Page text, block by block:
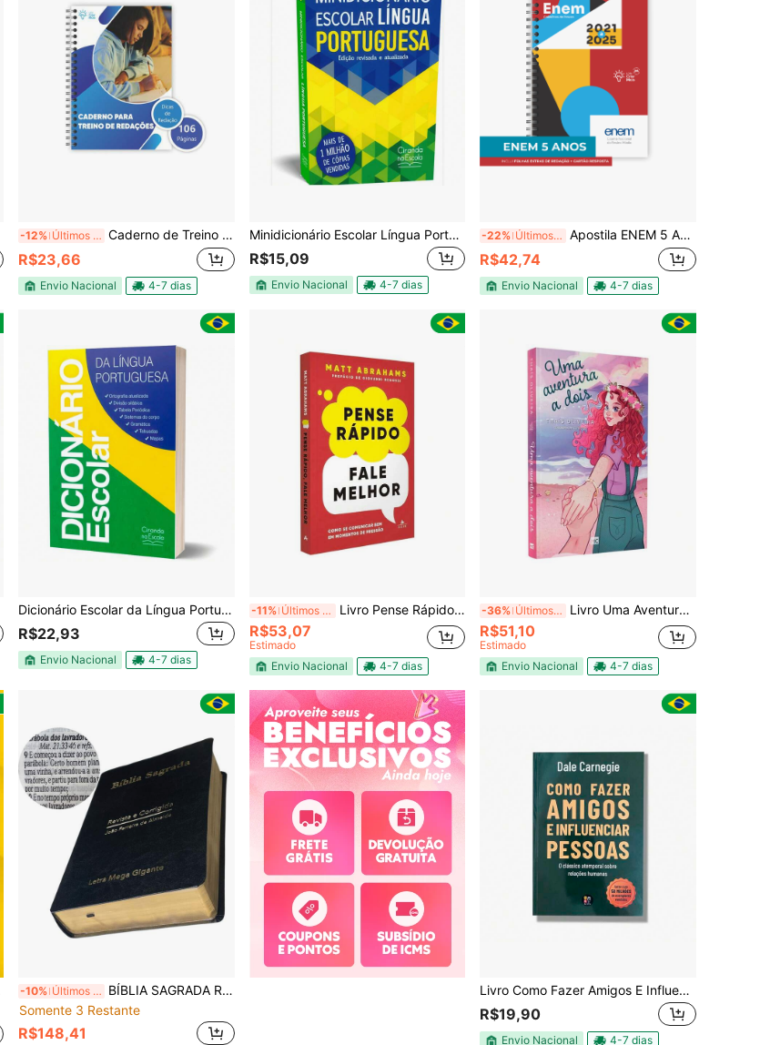
-12% Últimos 3 dias Caderno de Treino de Redação – 100 Folhas A4 com Dicas, Exercícios e Temas
R$23,66
Envio Nacional 4-7 dias
Minidicionário Escolar Língua Portuguesa | Ciranda Cultural
R$15,09
Envio Nacional 4-7 dias
-22% Últimos 3 dias Apostila ENEM 5 ANOS de provas (2021 a 2025) Provas + Cartão Resposta + Gabaritos + Folhas de Redação extras em 348 páginas Capa Flexível Espiral Preto
R$42,74
Envio Nacional 4-7 dias
Dicionário Escolar da Língua Portuguesa | Ciranda Cultural
R$22,93
Envio Nacional 4-7 dias
-11% Últimos 3 dias Livro Pense Rápido, Fale Melhor | Matt Abrams
R$53,07
Estimado
Envio Nacional
4-7 dias
-36% Últimos 3 dias Livro Uma Aventura a Dois | Thaís Oliveira
R$51,10
Estimado
Envio Nacional
4-7 dias
-10% Últimos 3 dias BÍBLIA SAGRADA RC LETRA MEGA GIGANTE LUXO PRETO VERSÃO ARC ALMEIDA REVISTA CORRIGIDA JOÃO FERREIRA JFA
Somente 3 Restante
R$148,41
Livro Como Fazer Amigos E Influenciar Pessoas Dale Carnegie
R$19,90
Envio Nacional 4-7 dias